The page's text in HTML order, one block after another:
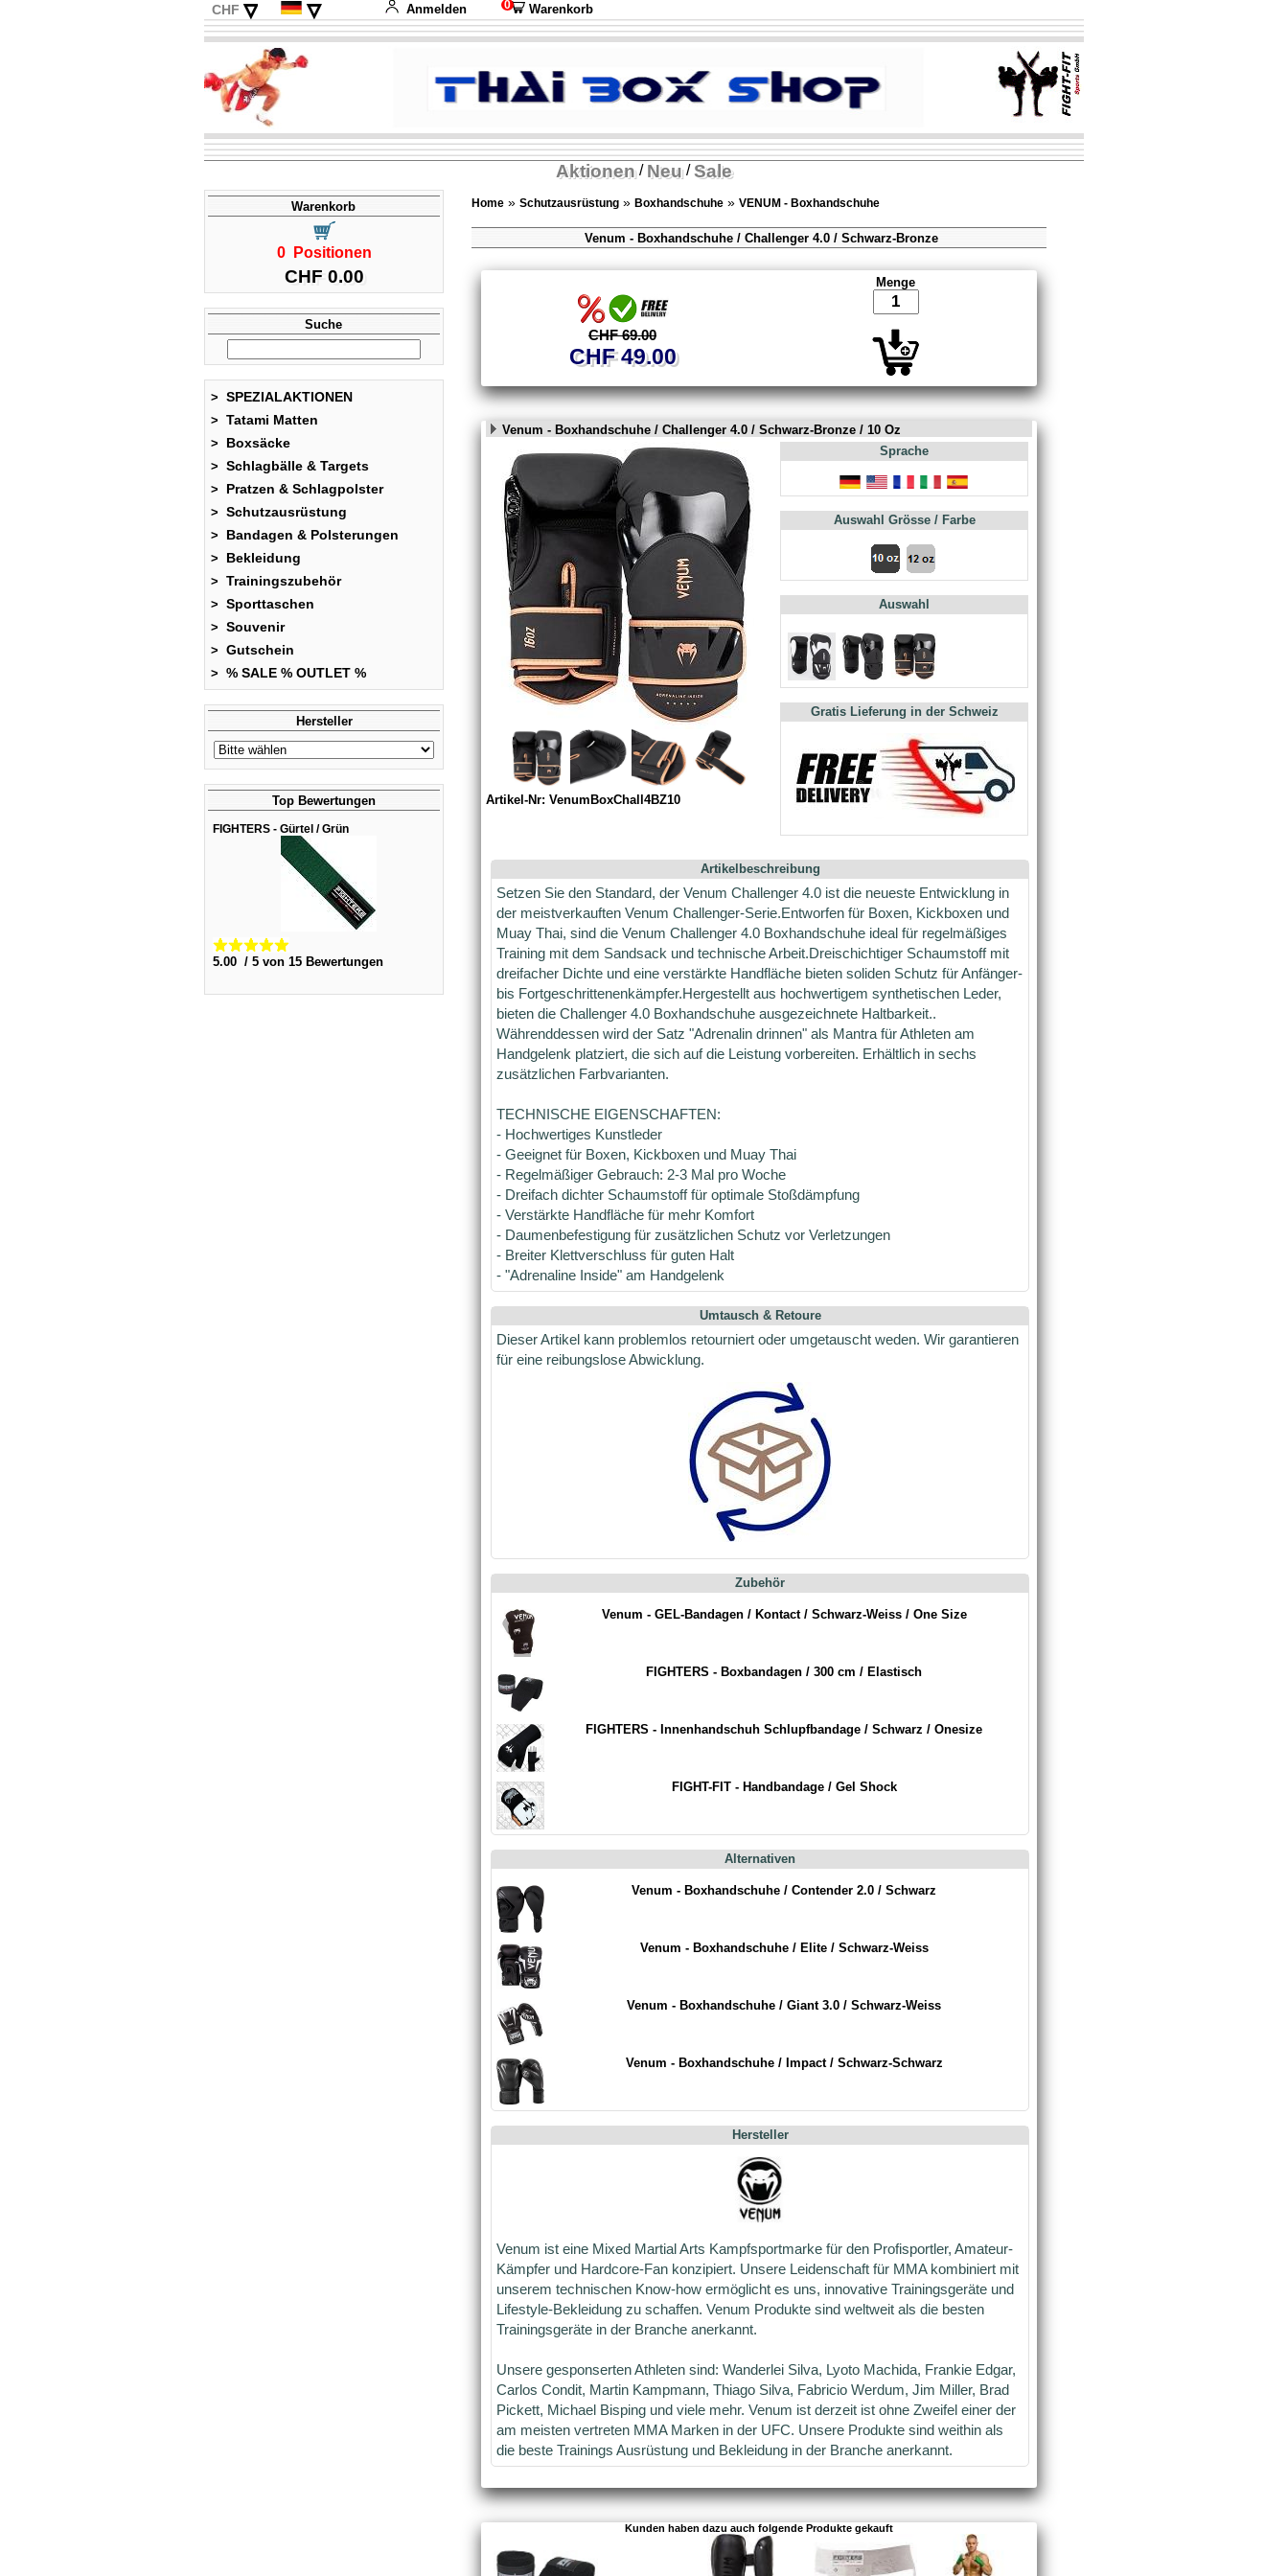
CHF ▿
EUR
▿
English
Italiano
Anmelden 0 Warenkorb
Aktionen/ Neu/Sale
Warenkorb
0 Positionen
CHF 0.00
Suche
> SPEZIALAKTIONEN
> Tatami Matten
> Boxsäcke
> Schlagbälle & Targets
> Pratzen & Schlagpolster
> Schutzausrüstung
> Bandagen & Polsterungen
> Bekleidung
> Trainingszubehör
> Sporttaschen
> Souvenir
> Gutschein
> % SALE % OUTLET %
Hersteller
Top Bewertungen
FIGHTERS - Gürtel / Grün
5.00 / 5 von 15 Bewertungen
Home » Schutzausrüstung » Boxhandschuhe » VENUM - Boxhandschuhe
Venum - Boxhandschuhe / Challenger 4.0 / Schwarz-Bronze
CHF 69.00
CHF 49.00
Menge
Venum - Boxhandschuhe / Challenger 4.0 / Schwarz-Bronze / 10 Oz
Artikel-Nr: VenumBoxChall4BZ10
Sprache
Auswahl Grösse / Farbe
Auswahl
Gratis Lieferung in der Schweiz
Artikelbeschreibung
Setzen Sie den Standard, der Venum Challenger 4.0 ist die neueste Entwicklung in
der meistverkauften Venum Challenger-Serie.Entworfen für Boxen, Kickboxen und
Muay Thai, sind die Venum Challenger 4.0 Boxhandschuhe ideal für regelmäßiges
Training mit dem Sandsack und technische Arbeit.Dreischichtiger Schaumstoff mit
dreifacher Dichte und eine verstärkte Handfläche bieten soliden Schutz für Anfänger-
bis Fortgeschrittenenkämpfer.Hergestellt aus hochwertigem synthetischen Leder,
bieten die Challenger 4.0 Boxhandschuhe ausgezeichnete Haltbarkeit..
Währenddessen wird der Satz "Adrenalin drinnen" als Mantra für Athleten am
Handgelenk platziert, die sich auf die Leistung vorbereiten. Erhältlich in sechs
zusätzlichen Farbvarianten.
TECHNISCHE EIGENSCHAFTEN:
- Hochwertiges Kunstleder
- Geeignet für Boxen, Kickboxen und Muay Thai
- Regelmäßiger Gebrauch: 2-3 Mal pro Woche
- Dreifach dichter Schaumstoff für optimale Stoßdämpfung
- Verstärkte Handfläche für mehr Komfort
- Daumenbefestigung für zusätzlichen Schutz vor Verletzungen
- Breiter Klettverschluss für guten Halt
- "Adrenaline Inside" am Handgelenk
Umtausch & Retoure
Dieser Artikel kann problemlos retourniert oder umgetauscht weden. Wir garantieren
für eine reibungslose Abwicklung.
Zubehör
Venum - GEL-Bandagen / Kontact / Schwarz-Weiss / One Size
FIGHTERS - Boxbandagen / 300 cm / Elastisch
FIGHTERS - Innenhandschuh Schlupfbandage / Schwarz / Onesize
FIGHT-FIT - Handbandage / Gel Shock
Alternativen
Venum - Boxhandschuhe / Contender 2.0 / Schwarz
Venum - Boxhandschuhe / Elite / Schwarz-Weiss
Venum - Boxhandschuhe / Giant 3.0 / Schwarz-Weiss
Venum - Boxhandschuhe / Impact / Schwarz-Schwarz
Hersteller
Venum ist eine Mixed Martial Arts Kampfsportmarke für den Profisportler, Amateur-
Kämpfer und Hardcore-Fan konzipiert. Unsere Leidenschaft für MMA kombiniert mit
unserem technischen Know-how ermöglicht es uns, innovative Trainingsgeräte und
Lifestyle-Bekleidung zu schaffen. Venum Produkte sind weltweit als die besten
Trainingsgeräte in der Branche anerkannt.
Unsere gesponserten Athleten sind: Wanderlei Silva, Lyoto Machida, Frankie Edgar,
Carlos Condit, Martin Kampmann, Thiago Silva, Fabricio Werdum, Jim Miller, Brad
Pickett, Michael Bisping und viele mehr. Venum ist derzeit ist ohne Zweifel einer der
am meisten vertreten MMA Marken in der UFC. Unsere Produkte sind weithin als
die beste Trainings Ausrüstung und Bekleidung in der Branche anerkannt.
Kunden haben dazu auch folgende Produkte gekauft